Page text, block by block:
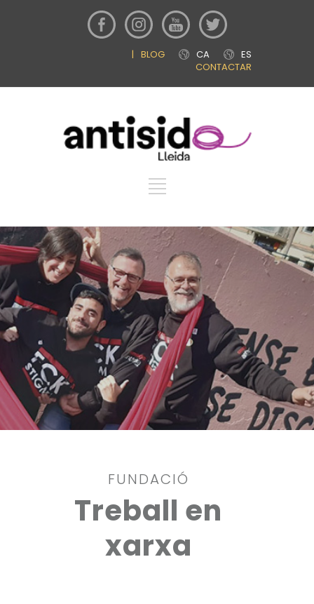
ES
CA
BLOG
|
CONTACTAR
FUNDACIÓ
Treball en
xarxa